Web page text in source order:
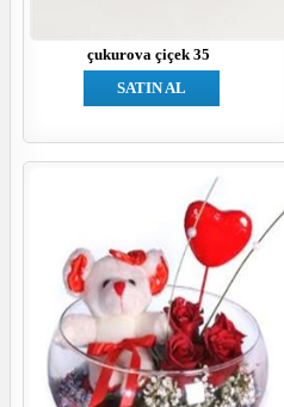
çukurova çiçek 35
SATIN AL